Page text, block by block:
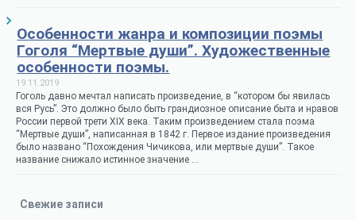
Особенности жанра и композиции поэмы
Гоголя “Мертвые души”. Художественные
особенности поэмы.
19.11.2019
Гоголь давно мечтал написать произведение, в “котором бы явилась
вся Русь”. Это должно было быть грандиозное описание быта и нравов
России первой трети XIX века. Таким произведением стала поэма
“Мертвые души”, написанная в 1842 г. Первое издание произведения
было названо “Похождения Чичикова, или мертвые души”. Такое
название снижало истинное значение …
Свежие записи